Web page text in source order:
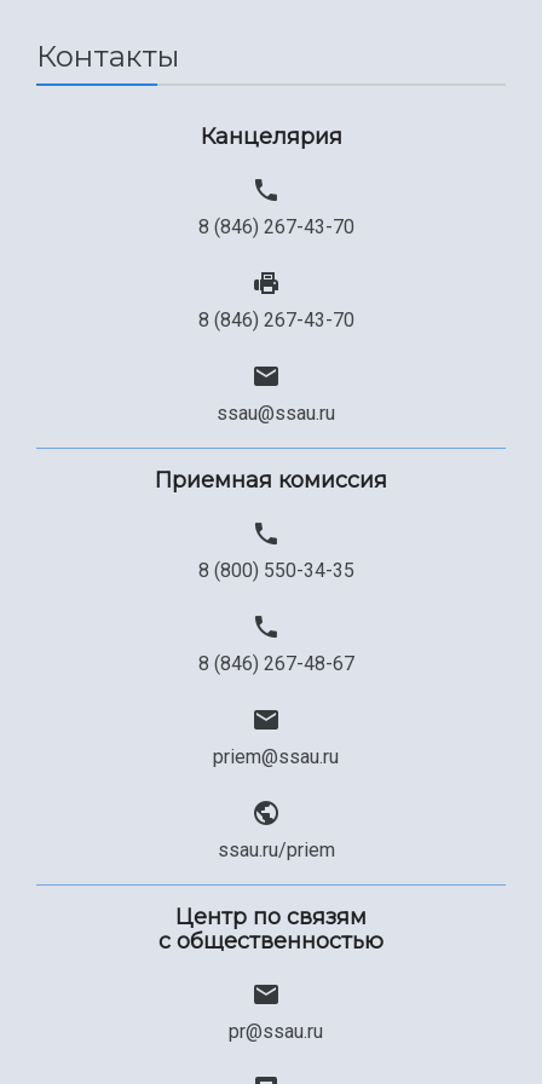
Сведения об образовательной организации
Контакты
Канцелярия
8 (846) 267-43-70
8 (846) 267-43-70
ssau@ssau.ru
Приемная комиссия
8 (800) 550-34-35
8 (846) 267-48-67
priem@ssau.ru
ssau.ru/priem
Центр по связям
с общественностью
pr@ssau.ru